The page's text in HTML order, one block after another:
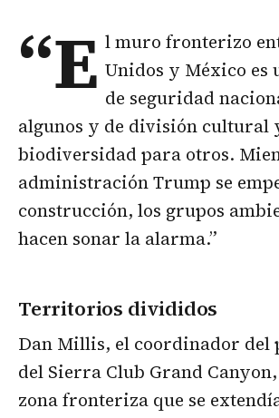
“E l muro fronterizo
Unidos y México es
de seguridad
algunos y de división cultural
biodiversidad para otros.
administración Trump se
construcción, los grupos
hacen sonar la alarma.”
Territorios divididos
Dan Millis, el coordinador del
del Sierra Club Grand
zona fronteriza que se